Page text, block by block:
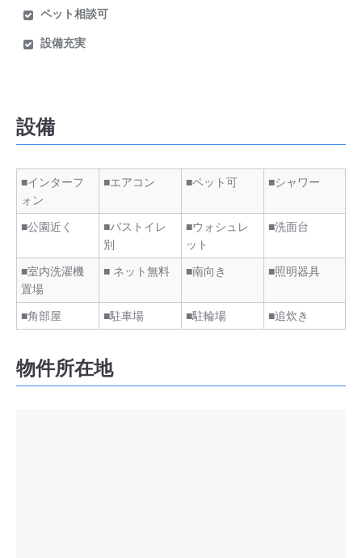
ペット相談可
設備充実
設備
■インターフ
ォン
■エアコン ■ペット可 ■シャワー
■公園近く
■バストイレ
別
■ウォシュレ
ット
■洗面台
■室内洗濯機
置場
■ ネット無料 ■南向き ■照明器具
■角部屋 ■駐車場 ■駐輪場 ■追炊き
物件所在地